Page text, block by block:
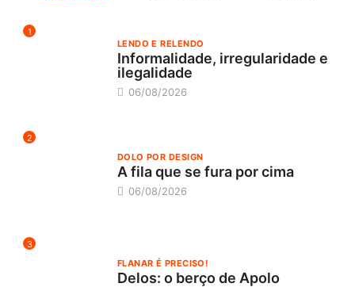
1
LENDO E RELENDO
Informalidade, irregularidade e
ilegalidade
06/08/2026
2
DOLO POR DESIGN
A fila que se fura por cima
06/08/2026
3
FLANAR É PRECISO!
Delos: o berço de Apolo